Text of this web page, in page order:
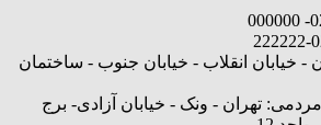
- خیابان انقلاب - خیابان جنوب - ساختمان
تهران - ونک - خیابان آزادی- برج